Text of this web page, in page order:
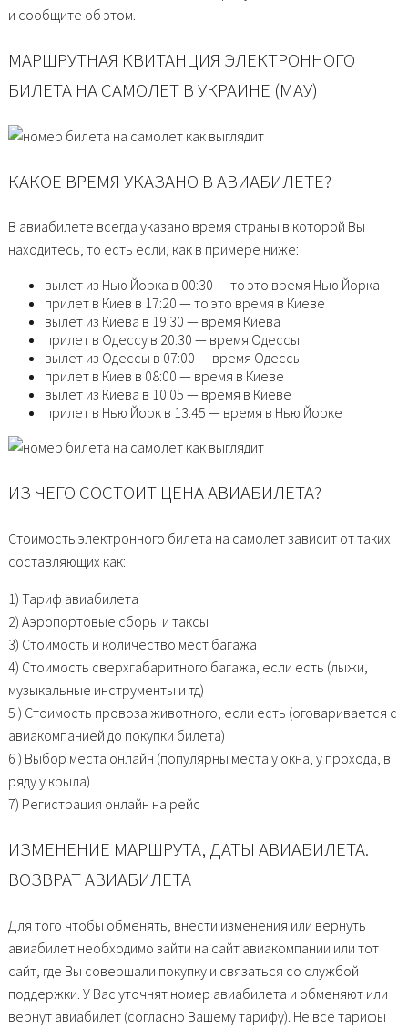
и сообщите об этом.
МАРШРУТНАЯ КВИТАНЦИЯ ЭЛЕКТРОННОГО
БИЛЕТА НА САМОЛЕТ В УКРАИНЕ (МАУ)
КАКОЕ ВРЕМЯ УКАЗАНО В АВИАБИЛЕТЕ?
В авиабилете всегда указано время страны в которой Вы
находитесь, то есть если, как в примере ниже:
вылет из Нью Йорка в 00:30 — то это время Нью Йорка
прилет в Киев в 17:20 — то это время в Киеве
вылет из Киева в 19:30 — время Киева
прилет в Одессу в 20:30 — время Одессы
вылет из Одессы в 07:00 — время Одессы
прилет в Киев в 08:00 — время в Киеве
вылет из Киева в 10:05 — время в Киеве
прилет в Нью Йорк в 13:45 — время в Нью Йорке
ИЗ ЧЕГО СОСТОИТ ЦЕНА АВИАБИЛЕТА?
Стоимость электронного билета на самолет зависит от таких
составляющих как:
1) Тариф авиабилета
2) Аэропортовые сборы и таксы
3) Стоимость и количество мест багажа
4) Стоимость сверхгабаритного багажа, если есть (лыжи,
музыкальные инструменты и тд)
5 ) Стоимость провоза животного, если есть (оговаривается с
авиакомпанией до покупки билета)
6 ) Выбор места онлайн (популярны места у окна, у прохода, в
ряду у крыла)
7) Регистрация онлайн на рейс
ИЗМЕНЕНИЕ МАРШРУТА, ДАТЫ АВИАБИЛЕТА.
ВОЗВРАТ АВИАБИЛЕТА
Для того чтобы обменять, внести изменения или вернуть
авиабилет необходимо зайти на сайт авиакомпании или тот
сайт, где Вы совершали покупку и связаться со службой
поддержки. У Вас уточнят номер авиабилета и обменяют или
вернут авиабилет (согласно Вашему тарифу). Не все тарифы